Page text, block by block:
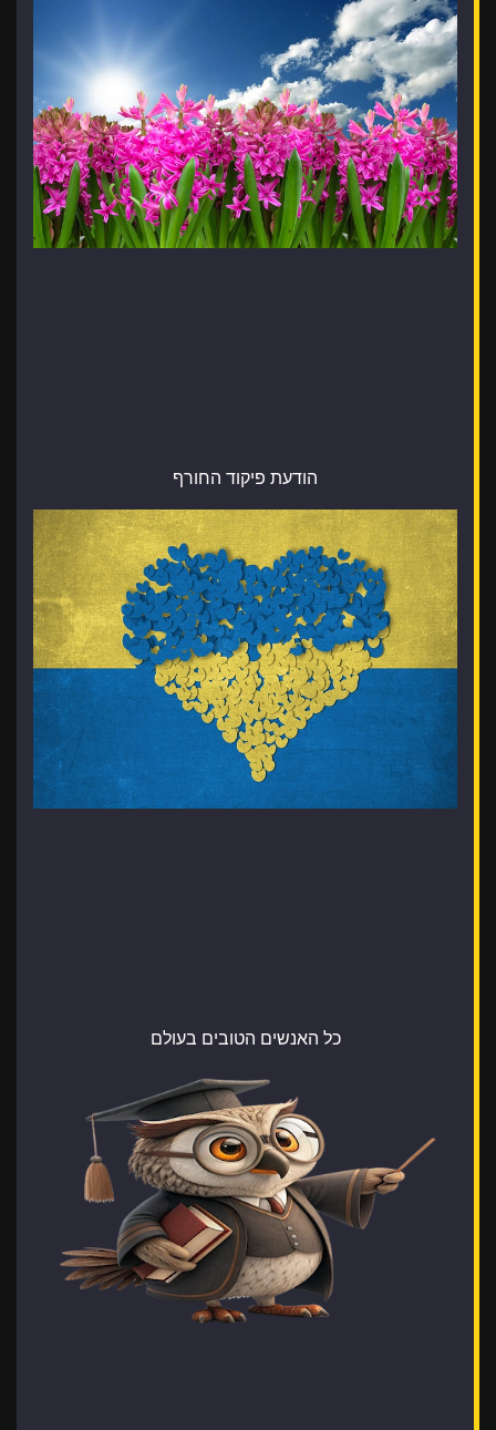
הודעת פיקוד החורף
כל האנשים הטובים בעולם